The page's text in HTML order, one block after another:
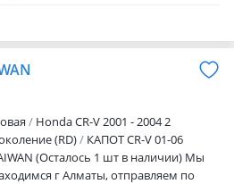
Honda CR-V 2001 - 2004 2
(RD)
КАПОТ CR-V 01-06
(Осталось 1 шт в наличии) Мы
г Алматы, отправляем по